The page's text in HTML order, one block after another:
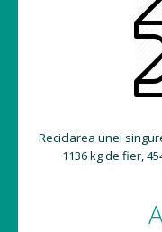
Reciclarea unei
1136 kg de fier,